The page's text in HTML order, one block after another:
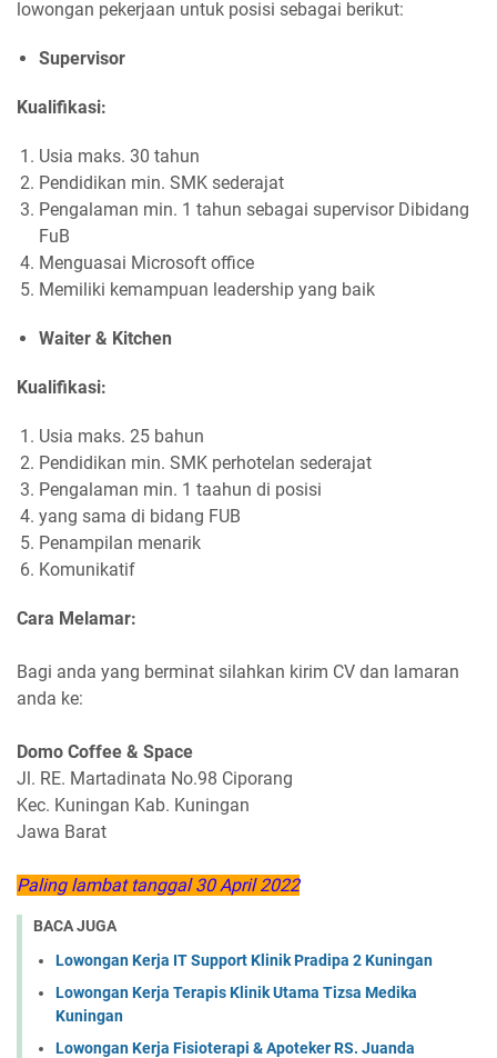
lowongan pekerjaan untuk posisi sebagai berikut:
Supervisor
Kualifikasi:
Usia maks. 30 tahun
Pendidikan min. SMK sederajat
Pengalaman min. 1 tahun sebagai supervisor Dibidang
FuB
Menguasai Microsoft office
Memiliki kemampuan leadership yang baik
Waiter & Kitchen
Kualifikasi:
Usia maks. 25 bahun
Pendidikan min. SMK perhotelan sederajat
Pengalaman min. 1 taahun di posisi
yang sama di bidang FUB
Penampilan menarik
Komunikatif
Cara Melamar:
Bagi anda yang berminat silahkan kirim CV dan lamaran
anda ke:
Domo Coffee & Space
Jl. RE. Martadinata No.98 Ciporang
Kec. Kuningan Kab. Kuningan
Jawa Barat
Paling lambat tanggal 30 April 2022
BACA JUGA
Lowongan Kerja IT Support Klinik Pradipa 2 Kuningan
Lowongan Kerja Terapis Klinik Utama Tizsa Medika
Kuningan
Lowongan Kerja Fisioterapi & Apoteker RS. Juanda